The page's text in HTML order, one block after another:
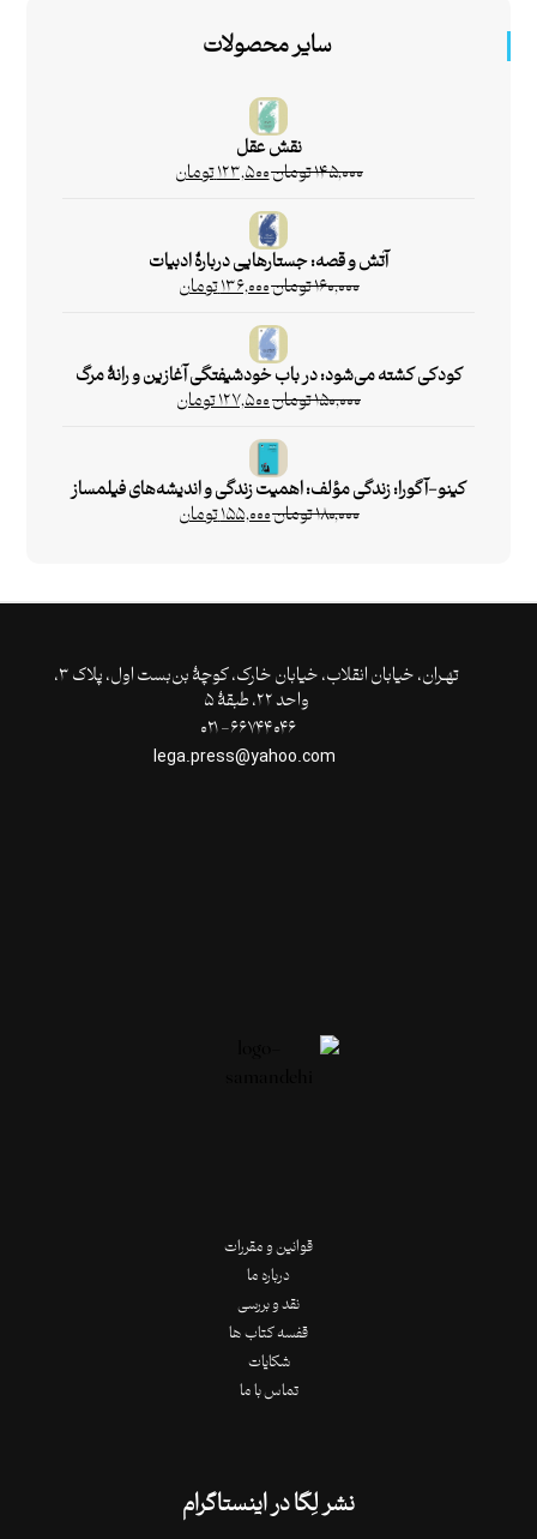
سایر محصولات
نقش عقل
۱۴۵,۰۰۰تومان۱۲۳,۵۰۰تومان
آتش و قصه: جستارهایی دربارۀ ادبیات
۱۶۰,۰۰۰تومان۱۳۶,۰۰۰تومان
کودکی کشته می‌شود: در باب خودشیفتگی آغازین و رانۀ مرگ
۱۵۰,۰۰۰تومان۱۲۷,۵۰۰تومان
کینو-آگورا: زندگی مؤلف: اهمیت زندگی و اندیشه‌های فیلمساز
۱۸۰,۰۰۰تومان۱۵۵,۰۰۰تومان
تهـران،‌ خیابان انقلاب، خیابان خارک، کوچۀ بن‌بست اول، پلاک ۳،
واحد ۲۲، طبقۀ ۵
قوانین و مقررات
درباره ما
نقد و بررسی
قفسه کتاب ها
شکایات
تماس با ما
نشر لِگا در اینستاگرام